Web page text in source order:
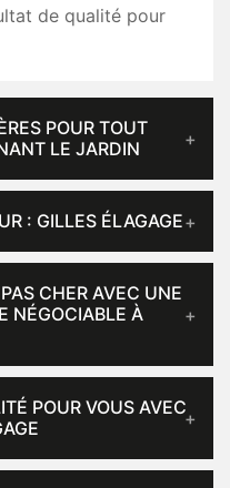
de qualité pour
POUR TOUT
LE JARDIN
: GILLES ÉLAGAGE
CHER AVEC UNE
NÉGOCIABLE À
POUR VOUS AVEC